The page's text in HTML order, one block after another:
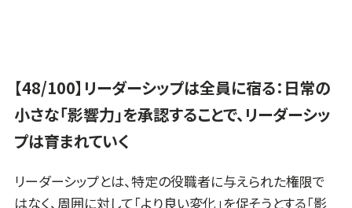
【48/100】リーダーシップは全員に宿る：日常の
小さな「影響力」を承認することで、リーダーシッ
プは育まれていく
リーダーシップとは、特定の役職者に与えられた権限で
はなく、周囲に対して「より良い変化」を促そうとする「影